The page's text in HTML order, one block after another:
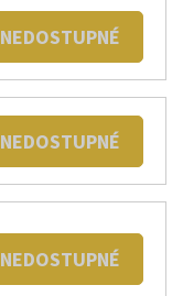
NEDOSTUPNÉ
NEDOSTUPNÉ
NEDOSTUPNÉ